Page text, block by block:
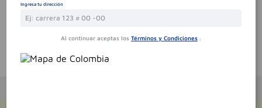
Te puede interesar
Ingresa tu dirección
Al continuar aceptas los Términos y Condiciones .